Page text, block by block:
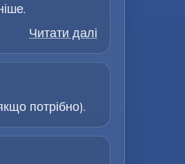
Читати далі
потрібно).